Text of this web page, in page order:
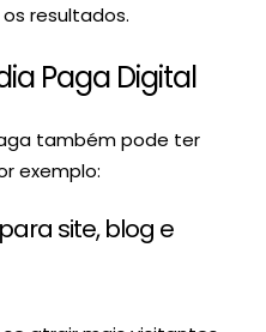
resultados.
Paga Digital
também pode ter
exemplo:
site, blog e